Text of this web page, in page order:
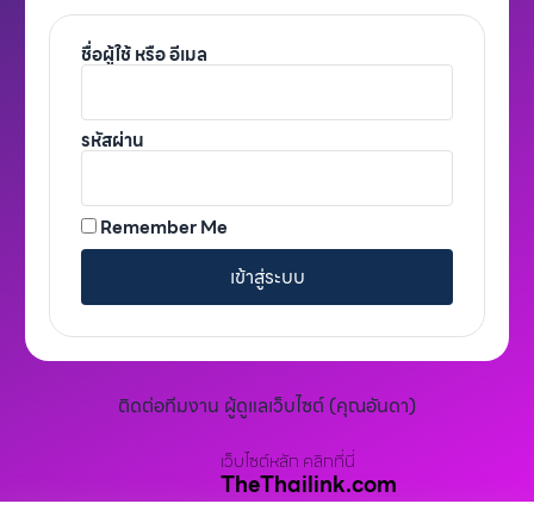
ชื่อผู้ใช้ หรือ อีเมล
รหัสผ่าน
Remember Me
เข้าสู่ระบบ
ติดต่อทีมงาน ผู้ดูแลเว็บไซต์ (คุณอันดา)
เว็บไซต์หลัก คลิกที่นี่
TheThailink.com